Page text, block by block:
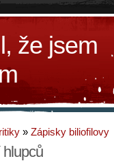
že jsem
» Zápisky biliofilovy